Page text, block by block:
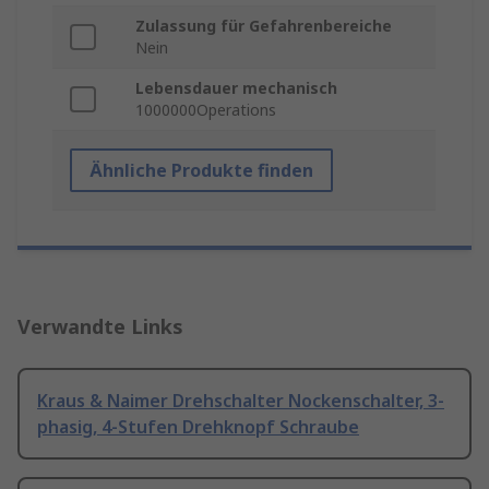
Zulassung für Gefahrenbereiche
Nein
Lebensdauer mechanisch
1000000Operations
Ähnliche Produkte finden
Verwandte Links
Kraus & Naimer Drehschalter Nockenschalter, 3-
phasig, 4-Stufen Drehknopf Schraube